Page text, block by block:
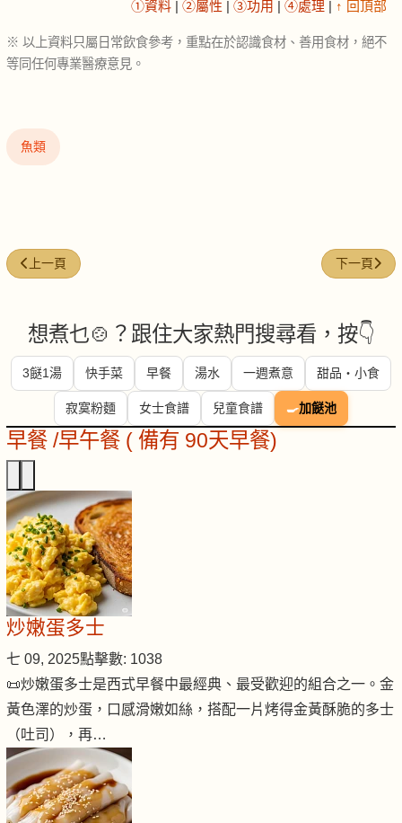
①資料 | ②屬性 | ③功用 | ④處理 | ↑ 回頂部
※ 以上資料只屬日常飲食參考，重點在於認識食材、善用食材，絕不
等同任何專業醫療意見。
魚類
上一篇文章: 紫菜 (Nori/Seaweed)
上一頁 下一篇文
下一頁
想煮乜🍲？跟住大家熱門搜尋看，按👇
3餸1湯 快手菜 早餐 湯水 一週煮意 甜品・小食
寂寞粉麵 女士食譜 兒童食譜 🍳加餸池
早餐 /早午餐 ( 備有 90天早餐)
炒嫩蛋多士
七 09, 2025點擊數: 1038
📜炒嫩蛋多士是西式早餐中最經典、最受歡迎的組合之一。金
黃色澤的炒蛋，口感滑嫩如絲，搭配一片烤得金黃酥脆的多士
（吐司），再…